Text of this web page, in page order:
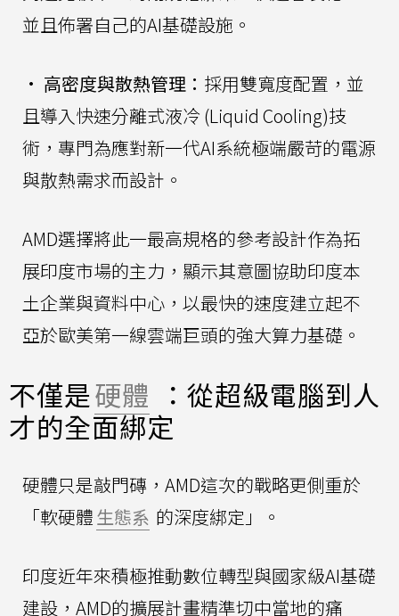
並且佈署自己的AI基礎設施。
• 高密度與散熱管理： 採用雙寬度配置，並
且導入快速分離式液冷 (Liquid Cooling)技
術，專門為應對新一代AI系統極端嚴苛的電源
與散熱需求而設計。
AMD選擇將此一最高規格的參考設計作為拓
展印度市場的主力，顯示其意圖協助印度本
土企業與資料中心，以最快的速度建立起不
亞於歐美第一線雲端巨頭的強大算力基礎。
不僅是硬體 ：從超級電腦到人
才的全面綁定
硬體只是敲門磚，AMD這次的戰略更側重於
「軟硬體生態系 的深度綁定」。
印度近年來積極推動數位轉型與國家級AI基礎
建設，AMD的擴展計畫精準切中當地的痛